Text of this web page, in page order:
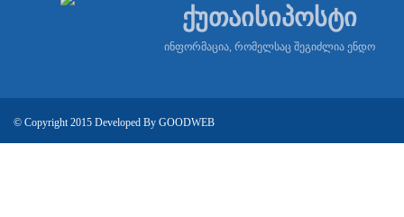
ქუთაისიპოსტი
ინფორმაცია, რომელსაც შეგიძლია ენდო
© Copyright 2015 Developed By GOODWEB